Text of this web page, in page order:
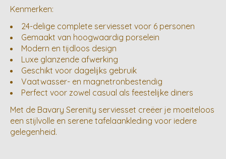
Kenmerken:
24-delige complete serviesset voor 6 personen
Gemaakt van hoogwaardig porselein
Modern en tijdloos design
Luxe glanzende afwerking
Geschikt voor dagelijks gebruik
Vaatwasser- en magnetronbestendig
Perfect voor zowel casual als feestelijke diners
Met de Bavary Serenity serviesset creëer je moeiteloos
een stijlvolle en serene tafelaankleding voor iedere
gelegenheid.